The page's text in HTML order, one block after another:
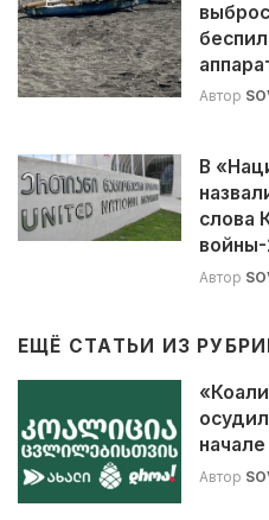
Автор
В
слова
Автор
ЕЩЁ СТАТЬИ ИЗ
Автор